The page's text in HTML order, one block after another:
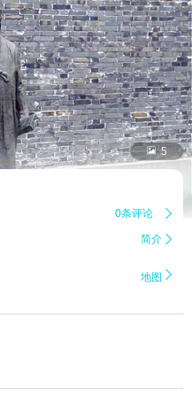
 5
0条评论 
简介 
地图 